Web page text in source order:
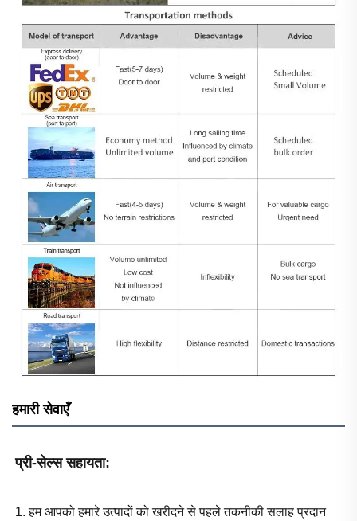
हमारी सेवाएँ
प्री-सेल्स सहायता:
1. हम आपको हमारे उत्पादों को खरीदने से पहले तकनीकी सलाह प्रदान